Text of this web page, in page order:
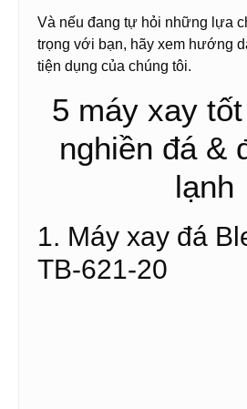
Và nếu đang tự hỏi những lựa
trọng với bạn, hãy xem hướng
tiện dụng của chúng tôi.
5 máy xay
nghiền đá &
lạnh
1. Máy xay đá
TB-621-20